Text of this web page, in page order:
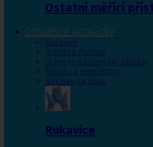
Ostatní měřící
Ochranné pomůcky
Rukavice
Ochrana matrací
Ochranné zdravotní zástěry
Roušky a respirátory
Návleky na obuv
Rukavice